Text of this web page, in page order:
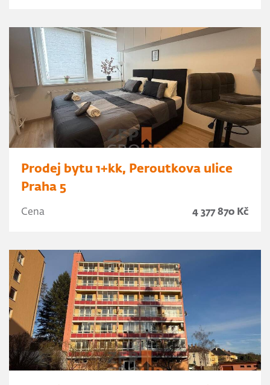
Prodej bytu 1+kk, Peroutkova ulice
Praha 5
Cena 4 377 870 Kč